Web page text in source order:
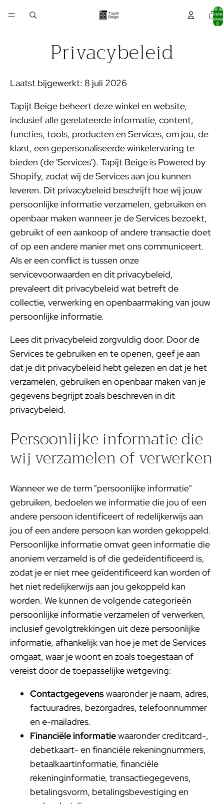
Totaal
0
Privacybeleid
Laatst bijgewerkt: 8 juli 2026
Tapijt Beige beheert deze winkel en website,
inclusief alle gerelateerde informatie, content,
functies, tools, producten en Services, om jou, de
klant, een gepersonaliseerde winkelervaring te
bieden (de 'Services'). Tapijt Beige is Powered by
Shopify, zodat wij de Services aan jou kunnen
leveren. Dit privacybeleid beschrijft hoe wij jouw
persoonlijke informatie verzamelen, gebruiken en
openbaar maken wanneer je de Services bezoekt,
gebruikt of een aankoop of andere transactie doet
of op een andere manier met ons communiceert.
Als er een conflict is tussen onze
servicevoorwaarden en dit privacybeleid,
prevaleert dit privacybeleid wat betreft de
collectie, verwerking en openbaarmaking van jouw
persoonlijke informatie.
Lees dit privacybeleid zorgvuldig door. Door de
Services te gebruiken en te openen, geef je aan
dat je dit privacybeleid hebt gelezen en dat je het
verzamelen, gebruiken en openbaar maken van je
gegevens begrijpt zoals beschreven in dit
privacybeleid.
Persoonlijke informatie die
wij verzamelen of verwerken
Wanneer we de term "persoonlijke informatie"
gebruiken, bedoelen we informatie die jou of een
andere persoon identificeert of redelijkerwijs aan
jou of een andere persoon kan worden gekoppeld.
Persoonlijke informatie omvat geen informatie die
anoniem verzameld is of die gedeïdentificeerd is,
zodat je er niet mee geïdentificeerd kan worden of
het niet redelijkerwijs aan jou gekoppeld kan
worden. We kunnen de volgende categorieën
persoonlijke informatie verzamelen of verwerken,
inclusief gevolgtrekkingen uit deze persoonlijke
informatie, afhankelijk van hoe je met de Services
omgaat, waar je woont en zoals toegestaan of
vereist door de toepasselijke wetgeving:
Contactgegevenswaaronder je naam, adres,
factuuradres, bezorgadres, telefoonnummer
en e-mailadres.
Financiële informatiewaaronder creditcard-,
debetkaart- en financiële rekeningnummers,
betaalkaartinformatie, financiële
rekeninginformatie, transactiegegevens,
betalingsvorm, betalingsbevestiging en